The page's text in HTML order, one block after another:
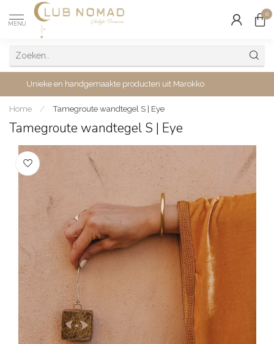
MENU
0
Unieke en handgemaakte producten uit Marokko
Home / Tamegroute wandtegel S | Eye
Tamegroute wandtegel S | Eye